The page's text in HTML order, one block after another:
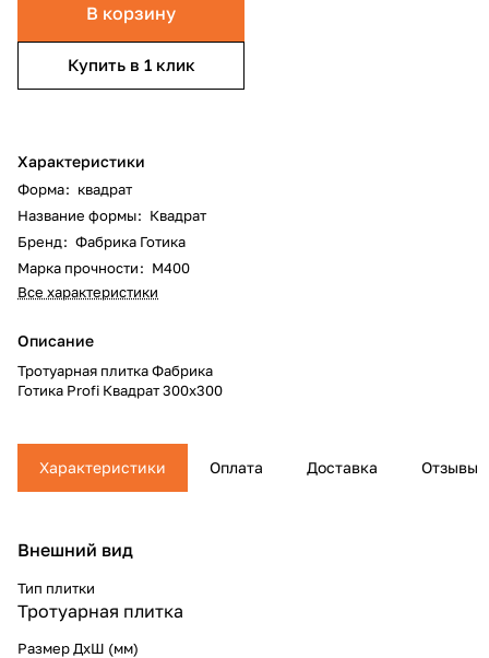
В корзину
Купить в 1 клик
Характеристики
Форма: квадрат
Название формы: Квадрат
Бренд: Фабрика Готика
Марка прочности: М400
Все характеристики
Описание
Тротуарная плитка Фабрика
Готика Profi Квадрат 300x300
Характеристики Оплата Доставка Отзывы
Внешний вид
Тип плитки
Тротуарная плитка
Размер ДхШ (мм)